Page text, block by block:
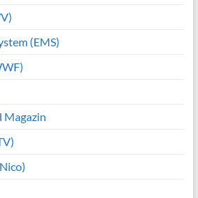
(EMS)
Magazin